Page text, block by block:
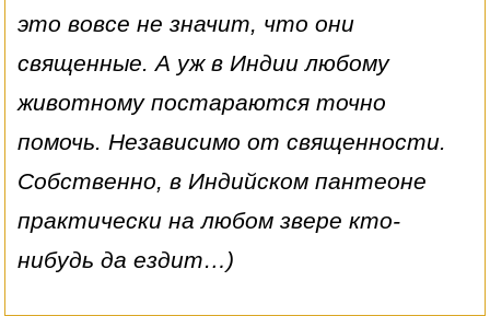
это вовсе не значит, что они
священные. А уж в Индии любому
животному постараются точно
помочь. Независимо от священности.
Собственно, в Индийском пантеоне
практически на любом звере кто-
нибудь да ездит…)